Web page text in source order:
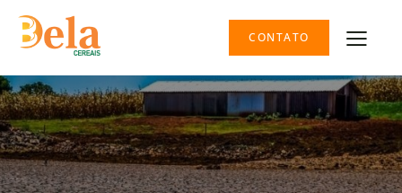
CONTATO